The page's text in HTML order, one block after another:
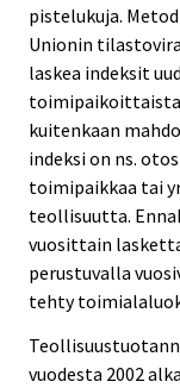
pistelukuja.
Unionin
laskea indeksit
toimipaikoittaista
kuitenkaan
indeksi on ns.
toimipaikkaa tai
teollisuutta.
vuosittain
perustuvalla
tehty
vuodesta 2002